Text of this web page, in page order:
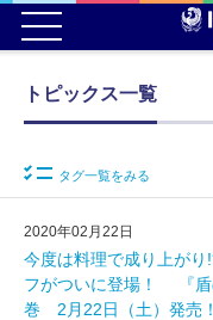
トピックス一覧
タグ一覧をみる
2020年02月22日
今度は料理で成り上が
フがついに登場！ 『盾
巻 2月22日（土）発売！